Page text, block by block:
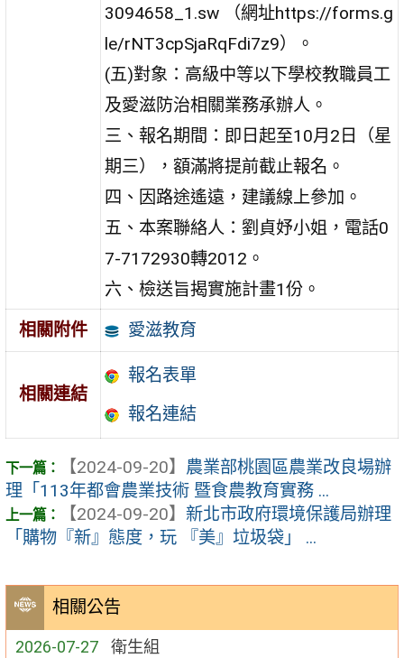
相關公告
2026-07-27 衛生組
3094658_1.sw （網址https://forms.g
le/rNT3cpSjaRqFdi7z9）。
(五)對象：高級中等以下學校教職員工
及愛滋防治相關業務承辦人。
三、報名期間：即日起至10月2日（星
期三），額滿將提前截止報名。
四、因路途遙遠，建議線上參加。
五、本案聯絡人：劉貞妤小姐，電話0
7-7172930轉2012。
六、檢送旨揭實施計畫1份。
相關附件
愛滋教育
相關連結
報名表單
報名連結
【2024-09-20】 農業部桃園區農業改良場辦
理「113年都會農業技術 暨食農教育實務 ...
【2024-09-20】 新北市政府環境保護局辦理
「購物『新』態度，玩 『美』垃圾袋」 ...